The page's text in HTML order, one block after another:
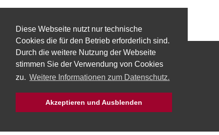
Diese Webseite nutzt nur technische
Cookies die für den Betrieb erforderlich sind.
Durch die weitere Nutzung der Webseite
stimmen Sie der Verwendung von Cookies
zu. Weitere Informationen zum Datenschutz.
Akzeptieren und Ausblenden
Start Über uns Fachbereiche